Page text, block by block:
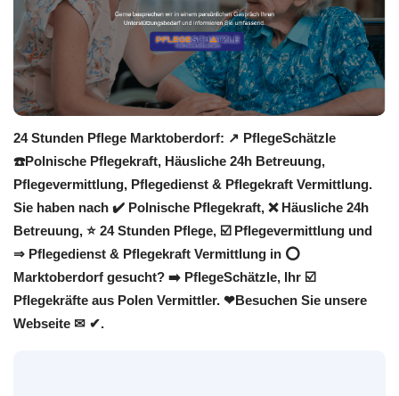
24 Stunden Pflege Marktoberdorf: ↗️ PflegeSchätzle
☎️Polnische Pflegekraft, Häusliche 24h Betreuung,
Pflegevermittlung, Pflegedienst & Pflegekraft Vermittlung.
Sie haben nach ✔️ Polnische Pflegekraft, ❌ Häusliche 24h
Betreuung, ⭐ 24 Stunden Pflege, ☑️ Pflegevermittlung und
⇒ Pflegedienst & Pflegekraft Vermittlung in ⭕
Marktoberdorf gesucht? ➡️ PflegeSchätzle, Ihr ☑️
Pflegekräfte aus Polen Vermittler. ❤Besuchen Sie unsere
Webseite ✉ ✔.